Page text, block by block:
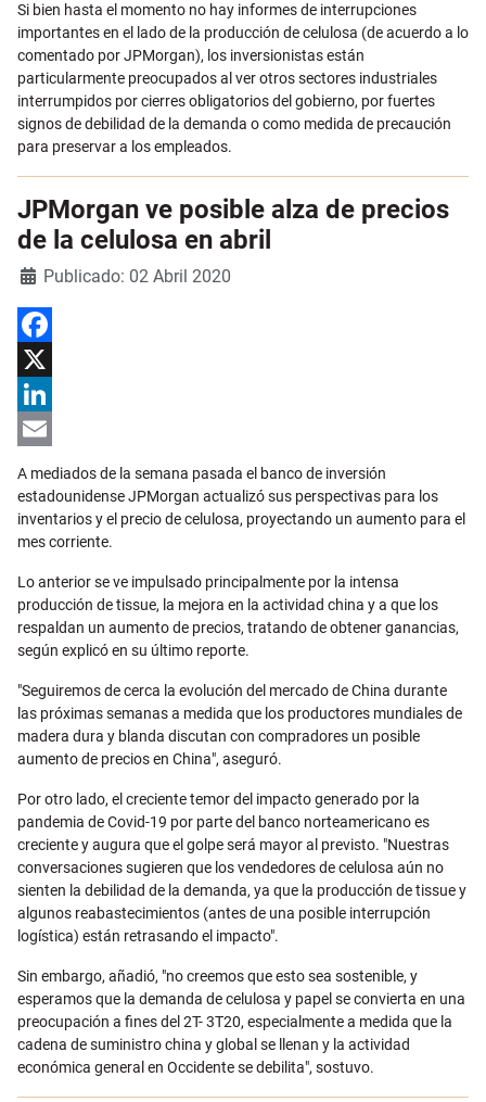
Si bien hasta el momento no hay informes de interrupciones
importantes en el lado de la producción de celulosa (de acuerdo a lo
comentado por JPMorgan), los inversionistas están
particularmente preocupados al ver otros sectores industriales
interrumpidos por cierres obligatorios del gobierno, por fuertes
signos de debilidad de la demanda o como medida de precaución
para preservar a los empleados.
JPMorgan ve posible alza de precios
de la celulosa en abril
DetallesPublicado: 02 Abril 2020
Facebook
X
LinkedIn
A mediados de la semana pasada el banco de inversión
estadounidense JPMorgan actualizó sus perspectivas para los
inventarios y el precio de celulosa, proyectando un aumento para el
mes corriente.
Lo anterior se ve impulsado principalmente por la intensa
producción de tissue, la mejora en la actividad china y a que los
respaldan un aumento de precios, tratando de obtener ganancias,
según explicó en su último reporte.
"Seguiremos de cerca la evolución del mercado de China durante
las próximas semanas a medida que los productores mundiales de
madera dura y blanda discutan con compradores un posible
aumento de precios en China", aseguró.
Por otro lado, el creciente temor del impacto generado por la
pandemia de Covid-19 por parte del banco norteamericano es
creciente y augura que el golpe será mayor al previsto. "Nuestras
conversaciones sugieren que los vendedores de celulosa aún no
sienten la debilidad de la demanda, ya que la producción de tissue y
algunos reabastecimientos (antes de una posible interrupción
logística) están retrasando el impacto".
Sin embargo, añadió, "no creemos que esto sea sostenible, y
esperamos que la demanda de celulosa y papel se convierta en una
preocupación a fines del 2T- 3T20, especialmente a medida que la
cadena de suministro china y global se llenan y la actividad
económica general en Occidente se debilita", sostuvo.